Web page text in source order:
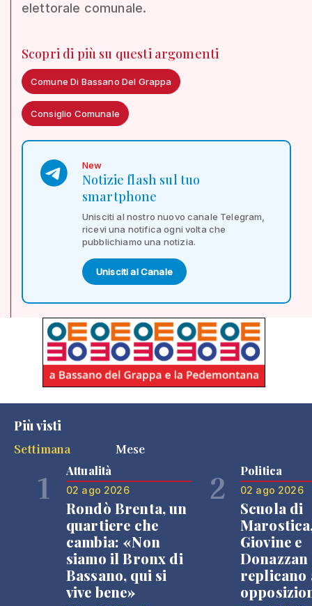
elettorale comunale.
Scopri di più su questi argomenti
Comune Di Bassano Del Grappa
Consiglio Comunale
New
Notizie flash sul tuo
smartphone
Unisciti al nostro nuovo canale Telegram,
ricevi una notifica ogni volta che
pubblichiamo una notizia.
Unisciti al Canale
Più visti
Settimana
Mese
1 Attualità
02 ago 2026
Rondò Brenta, un
quartiere che
cambia: «Non
siamo il Bronx di
Bassano, qui si
vive bene»
2 Politica
02 ago 2026
Scuola di
Giovine e
Donazzan
replicano